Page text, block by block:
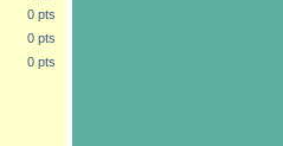
0 pts
0 pts
0 pts